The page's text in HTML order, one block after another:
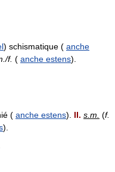
) schismatique ( anche
f. ( anche estens).
( anche estens). II. s.m. (f.
).